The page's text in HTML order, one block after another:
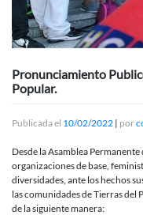
Pronunciamiento
Popular.
Publicada el 10/02/2022 | por
Desde la Asamblea
organizaciones de base,
diversidades, ante los hechos
las comunidades de Tierras
de la siguiente manera: